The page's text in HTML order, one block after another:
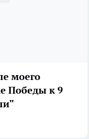
моего
Победы к 9